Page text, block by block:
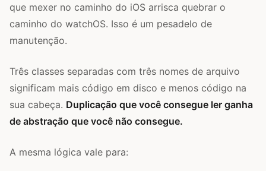
que mexer no caminho do iOS arrisca quebrar o
caminho do watchOS. Isso é um pesadelo de
manutenção.
Três classes separadas com três nomes de arquivo
significam mais código em disco e menos código na
sua cabeça. Duplicação que você consegue ler ganha
de abstração que você não consegue.
A mesma lógica vale para: